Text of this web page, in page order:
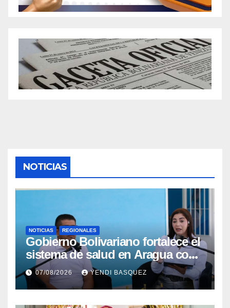
NOTICIAS
NOTICIAS REGIONALES
Gobierno Bolivariano fortalece el
sistema de salud en Aragua con
la reinauguración del CDI La
Mora
07/08/2026 YENDI BASQUEZ